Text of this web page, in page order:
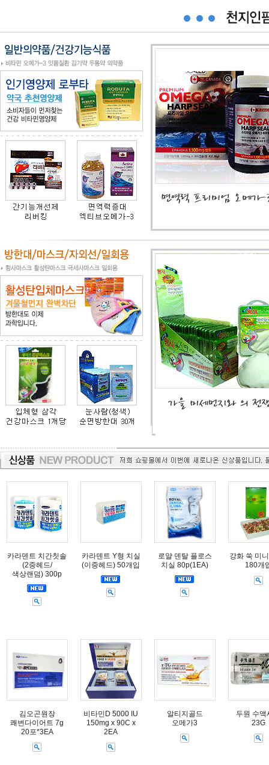
카라덴트 치간칫솔
(2중헤드/
색상랜덤) 300p
카라덴트 Y형 치실
(이중헤드) 50개입
로얄 덴탈 플로스
치실 80p(1EA)
강화 쑥 미
180개
김오곤원장
쾌변다이어트 7g
20포*3EA
비타민D 5000 IU
150mg x 90C x
2EA
알티지골드
오메가3
두원 수액
23G